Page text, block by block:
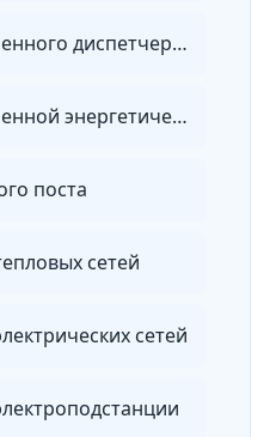
Диспетчер объединенного диспетчерского управления
Диспетчер объединенной энергетической системы
поста
сетей
сетей